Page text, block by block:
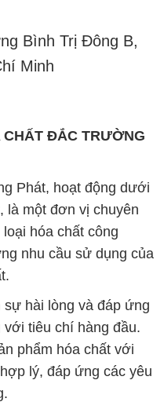
ĐẮC TRƯỜNG
hóa chất công
nhu cầu sử dụng của
hài lòng và đáp ứng
tiêu chí hàng đầu.
phẩm hóa chất với
lý, đáp ứng các yêu
tắc quan trọng
chúng tôi. Chúng tôi
mà chúng tôi cung
chất lượng cao, đáp